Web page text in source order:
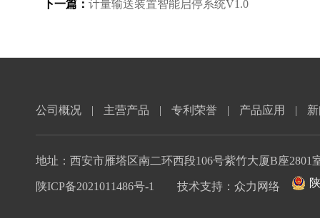
下一篇： 计量输送装置智能启停系统V1.0
公司概况 | 主营产品 | 专利荣誉 | 产品应用 |
地址：西安市雁塔区南二环西段106号紫竹大厦B座
陕ICP备2021011486号-1 技术支持： 众力网络